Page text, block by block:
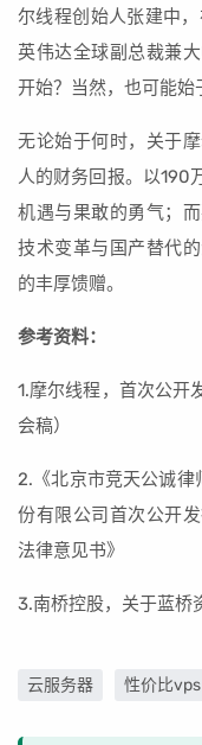
尔线程创始人张建中
英伟达全球副总裁兼
开始？当然，也可能始
无论始于何时，关于
人的财务回报。以190
机遇与果敢的勇气；
技术变革与国产替代
的丰厚馈赠。
参考资料：
1.摩尔线程，首次公开
会稿）
2.《北京市竞天公诚
份有限公司首次公开
法律意见书》
3.南桥控股，关于蓝桥
云服务器 性价比vps